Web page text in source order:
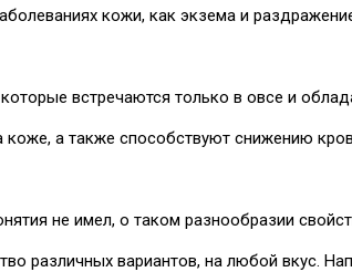
кожи, как экзема и
встречаются только в овсе и
а также способствуют снижению
не имел, о таком разнообразии
различных вариантов, на любой